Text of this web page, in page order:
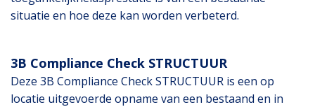
situatie en hoe deze kan worden verbeterd.
3B Compliance Check STRUCTUUR
Deze 3B Compliance Check STRUCTUUR is een op
locatie uitgevoerde opname van een bestaand en in